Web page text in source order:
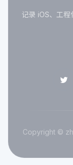
记录 iOS、工
Copyright ©